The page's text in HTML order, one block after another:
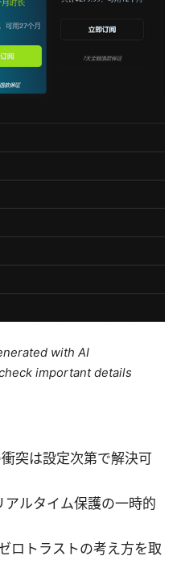
with AI
important details
突は設定次第で解決可
アルタイム保護の一時的
ロトラストの考え方を取